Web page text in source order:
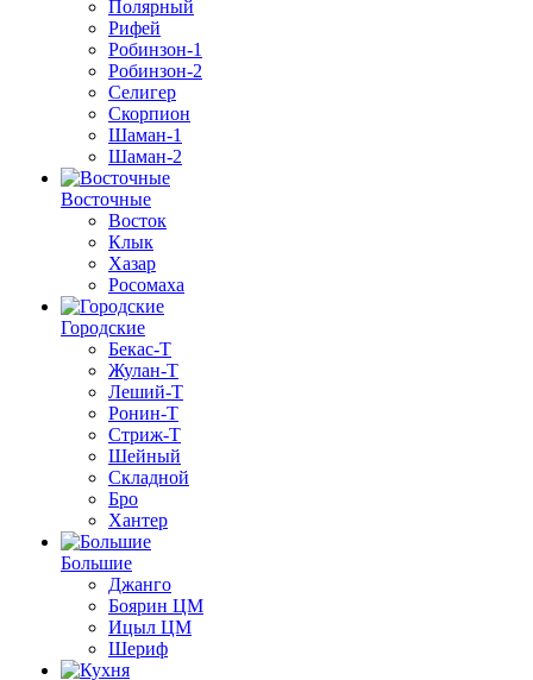
Полярный
Рифей
Робинзон-1
Робинзон-2
Селигер
Скорпион
Шаман-1
Шаман-2
Восточные
Восток
Клык
Хазар
Росомаха
Городские
Бекас-Т
Жулан-Т
Леший-Т
Ронин-Т
Стриж-Т
Шейный
Складной
Бро
Хантер
Большие
Джанго
Боярин ЦМ
Ицыл ЦМ
Шериф